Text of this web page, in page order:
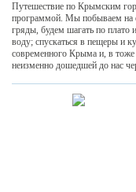
Путешествие по Крымским
программой. Мы побываем на
гряды, будем шагать по плато
воду; спускаться в пещеры и
современного Крыма и, в тоже
неизменно дошедшей до нас